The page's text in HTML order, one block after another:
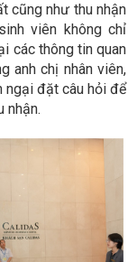
cũng như thu nhận
viên không chỉ
các thông tin quan
anh chị nhân viên,
ngại đặt câu hỏi để
nhận.